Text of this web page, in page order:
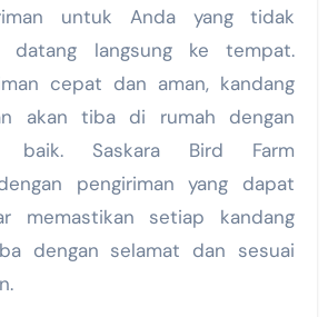
untuk Anda yang tidak
datang langsung ke tempat.
cepat dan aman, kandang
akan tiba di rumah dengan
baik. Saskara Bird Farm
pengiriman yang dapat
memastikan setiap kandang
dengan selamat dan sesuai